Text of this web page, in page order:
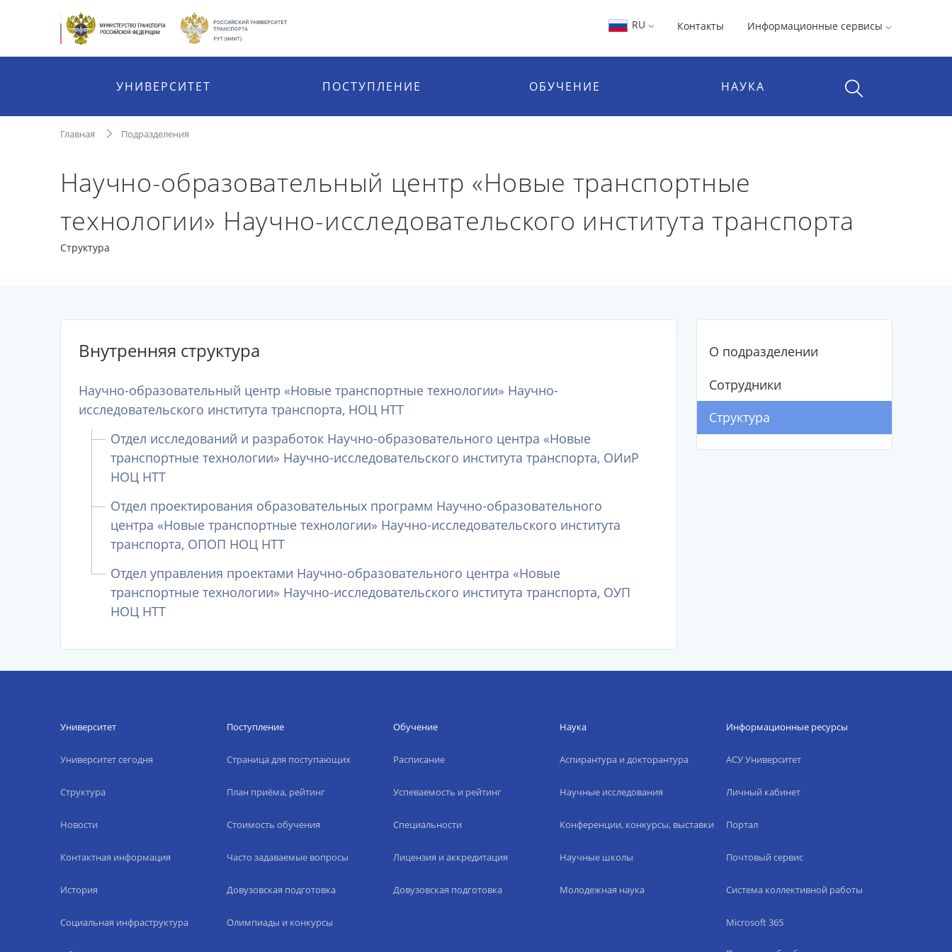
RU Контакты Информационные сервисы
УНИВЕРСИТЕТ ПОСТУПЛЕНИЕ ОБУЧЕНИЕ НАУКА
Главная Подразделения
Научно-образовательный центр «Новые транспортные
технологии» Научно-исследовательского института транспорта
Структура
Внутренняя структура
Научно-образовательный центр «Новые транспортные технологии» Научно-
исследовательского института транспорта, НОЦ НТТ
Отдел исследований и разработок Научно-образовательного центра «Новые
транспортные технологии» Научно-исследовательского института транспорта, ОИиР
НОЦ НТТ
Отдел проектирования образовательных программ Научно-образовательного
центра «Новые транспортные технологии» Научно-исследовательского института
транспорта, ОПОП НОЦ НТТ
Отдел управления проектами Научно-образовательного центра «Новые
транспортные технологии» Научно-исследовательского института транспорта, ОУП
НОЦ НТТ
О подразделении
Сотрудники
Структура
Университет
Университет сегодня
Структура
Новости
Контактная информация
История
Социальная инфраструктура
Поступление
Страница для поступающих
План приёма, рейтинг
Стоимость обучения
Часто задаваемые вопросы
Довузовская подготовка
Олимпиады и конкурсы
Обучение
Расписание
Успеваемость и рейтинг
Специальности
Лицензия и аккредитация
Довузовская подготовка
Наука
Аспирантура и докторантура
Научные исследования
Конференции, конкурсы, выставки
Научные школы
Молодежная наука
Информационные ресурсы
АСУ Университет
Личный кабинет
Портал
Почтовый сервис
Система коллективной работы
Microsoft 365